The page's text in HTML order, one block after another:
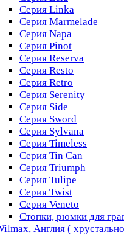
Серия Linka
Серия Marmelade
Серия Napa
Серия Pinot
Серия Reserva
Серия Resto
Серия Retro
Серия Serenity
Серия Side
Серия Sword
Серия Sуlvana
Серия Timeless
Серия Tin Can
Серия Triumph
Серия Tulipe
Серия Twist
Серия Veneto
Стопки, рюмки для
Англия (